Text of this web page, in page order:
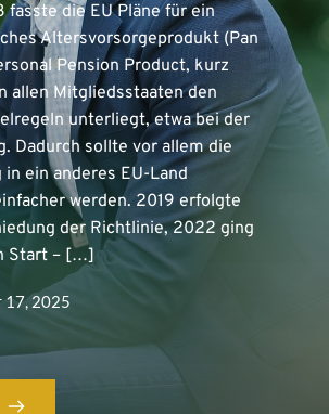
fasste die EU Pläne für ein
Altersvorsorgeprodukt (Pan
Pension Product, kurz
allen Mitgliedsstaaten den
unterliegt, etwa bei der
Dadurch sollte vor allem die
in ein anderes EU-Land
werden. 2019 erfolgte
der Richtlinie, 2022 ging
Start – […]
17, 2025